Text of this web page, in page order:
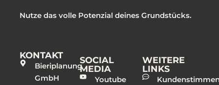
Nutze das volle Potenzial deines Grundstücks.
KONTAKT
Bieriplanung
GmbH
SOCIAL
MEDIA
Youtube
WEITERE
LINKS